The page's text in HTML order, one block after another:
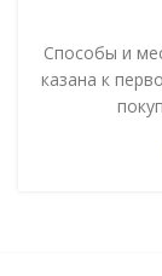
Способы и
казана к